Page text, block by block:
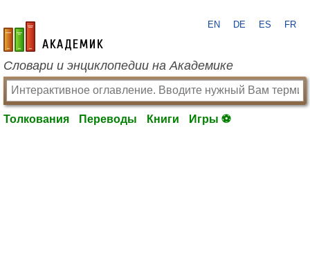
academic.ru
EN DE ES FR
Словари и энциклопедии на Академике
Толкования Переводы Книги Игры ⚽